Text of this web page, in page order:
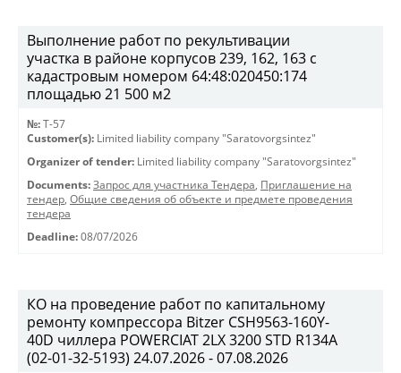
Выполнение работ по рекультивации
участка в районе корпусов 239, 162, 163 с
кадастровым номером 64:48:020450:174
площадью 21 500 м2
№: T-57
Customer(s): Limited liability company "Saratovorgsintez"
Organizer of tender: Limited liability company "Saratovorgsintez"
Documents: Запрос для участника Тендера, Приглашение на
тендер, Общие сведения об объекте и предмете проведения
тендера
Deadline: 08/07/2026
КО на проведение работ по капитальному
ремонту компрессора Bitzer CSH9563-160Y-
40D чиллера POWERCIAT 2LX 3200 STD R134A
(02-01-32-5193) 24.07.2026 - 07.08.2026